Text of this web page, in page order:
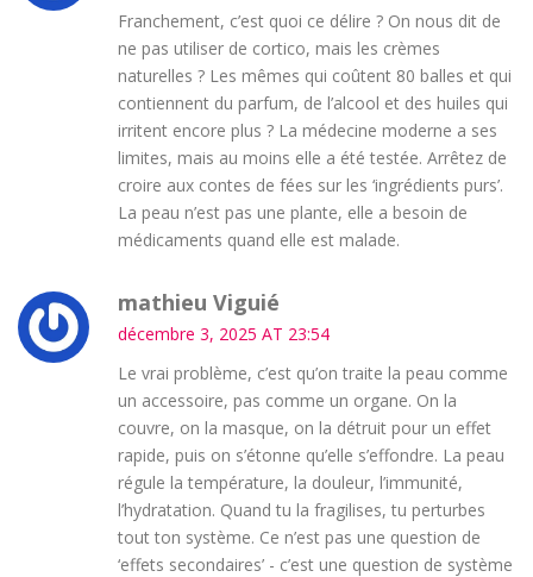
Franchement, c’est quoi ce délire ? On nous dit de
ne pas utiliser de cortico, mais les crèmes
naturelles ? Les mêmes qui coûtent 80 balles et qui
contiennent du parfum, de l’alcool et des huiles qui
irritent encore plus ? La médecine moderne a ses
limites, mais au moins elle a été testée. Arrêtez de
croire aux contes de fées sur les ‘ingrédients purs’.
La peau n’est pas une plante, elle a besoin de
médicaments quand elle est malade.
mathieu Viguié
décembre 3, 2025 AT 23:54
Le vrai problème, c’est qu’on traite la peau comme
un accessoire, pas comme un organe. On la
couvre, on la masque, on la détruit pour un effet
rapide, puis on s’étonne qu’elle s’effondre. La peau
régule la température, la douleur, l’immunité,
l’hydratation. Quand tu la fragilises, tu perturbes
tout ton système. Ce n’est pas une question de
‘effets secondaires’ - c’est une question de système